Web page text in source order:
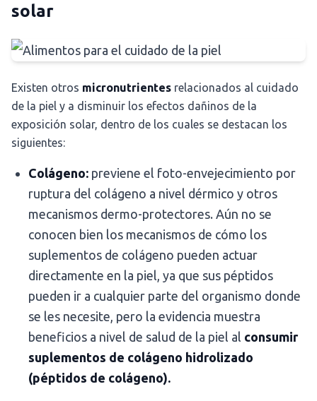
solar
Existen otros micronutrientes relacionados al cuidado
de la piel y a disminuir los efectos dañinos de la
exposición solar, dentro de los cuales se destacan los
siguientes:
Colágeno: previene el foto-envejecimiento por
ruptura del colágeno a nivel dérmico y otros
mecanismos dermo-protectores. Aún no se
conocen bien los mecanismos de cómo los
suplementos de colágeno pueden actuar
directamente en la piel, ya que sus péptidos
pueden ir a cualquier parte del organismo donde
se les necesite, pero la evidencia muestra
beneficios a nivel de salud de la piel al consumir
suplementos de colágeno hidrolizado
(péptidos de colágeno).